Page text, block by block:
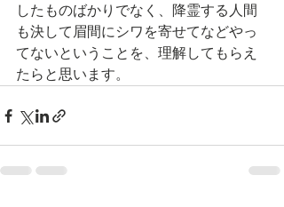
したものばかりでなく、降霊する人間
も決して眉間にシワを寄せてなどやっ
てないということを、理解してもらえ
たらと思います。